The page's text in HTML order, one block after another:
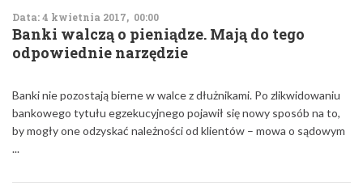
Data: 4 kwietnia 2017, 00:00
Banki walczą o pieniądze. Mają do tego
odpowiednie narzędzie
Banki nie pozostają bierne w walce z dłużnikami. Po zlikwidowaniu
bankowego tytułu egzekucyjnego pojawił się nowy sposób na to,
by mogły one odzyskać należności od klientów – mowa o sądowym
...